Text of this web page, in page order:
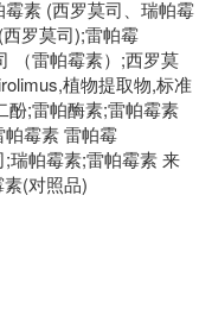
素 (西罗莫司、瑞帕霉
罗莫司);雷帕霉
（雷帕霉素）;西罗莫
植物提取物,标准
酚;雷帕酶素;雷帕霉素
霉素 雷帕霉
瑞帕霉素;雷帕霉素 来
(对照品)